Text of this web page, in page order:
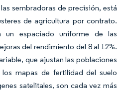
sembradoras de precisión, está
de agricultura por contrato.
un espaciado uniforme de las
del rendimiento del 8 al 12%.
que ajustan las poblaciones
mapas de fertilidad del suelo
satelitales, son cada vez más